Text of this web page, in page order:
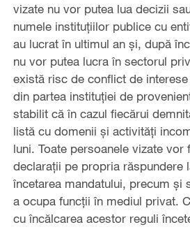
vizate nu vor putea lua decizii
numele instituțiilor publice cu
au lucrat în ultimul an și, după
nu vor putea lucra în sectorul
există risc de conflict de
din partea instituției de
stabilit că în cazul fiecărui
listă cu domenii și activități
luni. Toate persoanele vizate
declarații pe propria răspundere
încetarea mandatului, precum și
a ocupa funcții în mediul privat.
cu încălcarea acestor reguli